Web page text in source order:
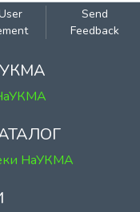
Send
Feedback
НаУКМА